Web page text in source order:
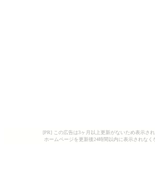
[PR] この広告は3ヶ月以上更新がないため表示され
ホームページを更新後24時間以内に表示されなく